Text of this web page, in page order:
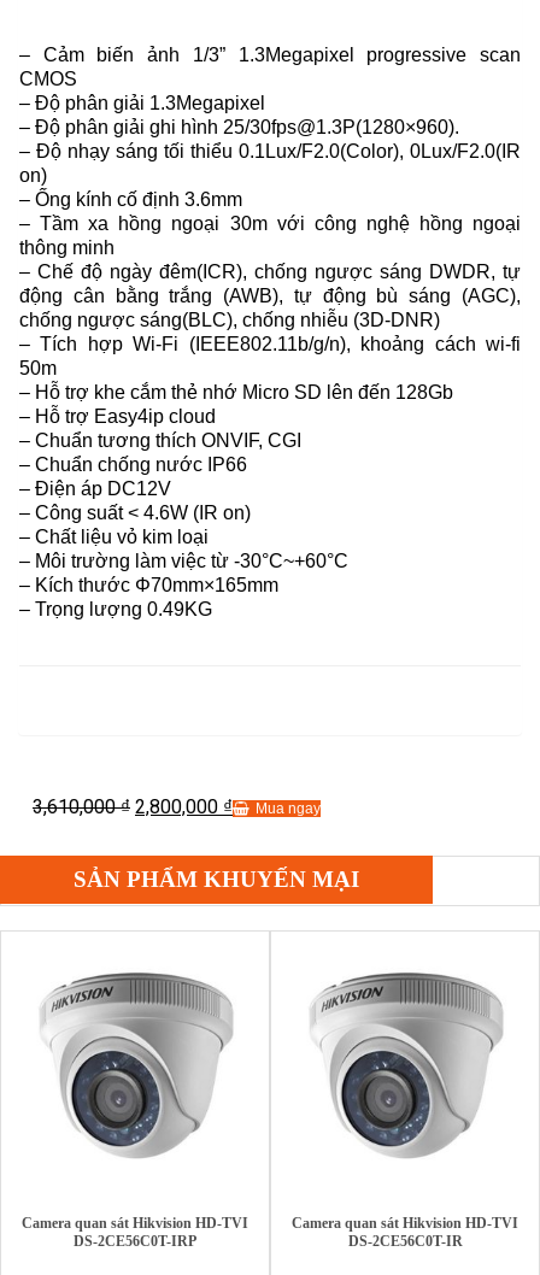
– Cảm biến ảnh 1/3” 1.3Megapixel progressive scan
CMOS
– Độ phân giải 1.3Megapixel
– Độ phân giải ghi hình 25/30fps@1.3P(1280×960).
– Độ nhạy sáng tối thiểu 0.1Lux/F2.0(Color), 0Lux/F2.0(IR
on)
– Ống kính cố định 3.6mm
– Tầm xa hồng ngoại 30m với công nghệ hồng ngoại
thông minh
– Chế độ ngày đêm(ICR), chống ngược sáng DWDR, tự
động cân bằng trắng (AWB), tự động bù sáng (AGC),
chống ngược sáng(BLC), chống nhiễu (3D-DNR)
– Tích hợp Wi-Fi (IEEE802.11b/g/n), khoảng cách wi-fi
50m
– Hỗ trợ khe cắm thẻ nhớ Micro SD lên đến 128Gb
– Hỗ trợ Easy4ip cloud
– Chuẩn tương thích ONVIF, CGI
– Chuẩn chống nước IP66
– Điện áp DC12V
– Công suất < 4.6W (IR on)
– Chất liệu vỏ kim loại
– Môi trường làm việc từ -30°C~+60°C
– Kích thước Φ70mm×165mm
– Trọng lượng 0.49KG
3,610,000₫ 2,800,000 ₫ Mua ngay
SẢN PHẨM KHUYẾN MẠI
Camera quan sát Hikvision HD-TVI
DS-2CE56C0T-IRP
Camera quan sát Hikvision HD-TVI
DS-2CE56C0T-IR